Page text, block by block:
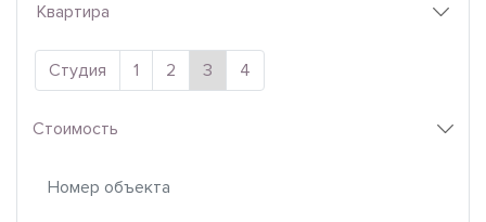
Квартира
Студия 1 2 3 4
Стоимость